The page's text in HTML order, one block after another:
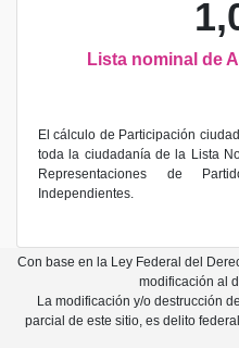
Lista nominal de
El cálculo de Participación
toda la ciudadanía de la Lista
Representaciones de
Independientes.
Con base en la Ley Federal del
modificación al
La modificación y/o destrucción
parcial de este sitio, es delito